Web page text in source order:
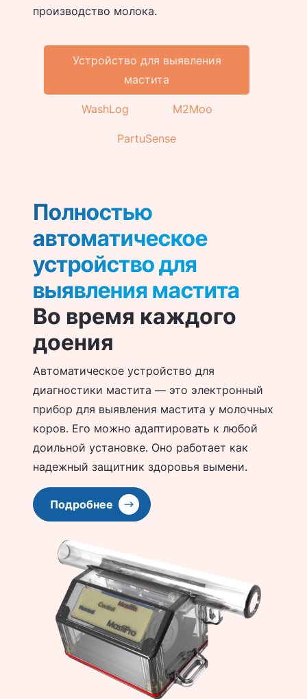
производство молока.
Устройство для выявления
мастита
WashLog M2Moo
PartuSense
Полностью
автоматическое
устройство для
выявления мастита
Во время каждого
доения
Автоматическое устройство для
диагностики мастита — это электронный
прибор для выявления мастита у молочных
коров. Его можно адаптировать к любой
доильной установке. Оно работает как
надежный защитник здоровья вымени.
Подробнее